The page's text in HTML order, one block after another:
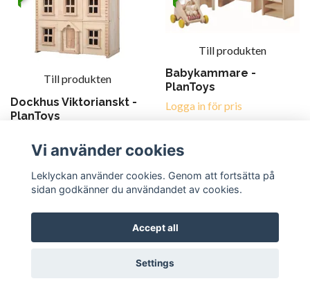
Till produkten
Dockhus Viktorianskt -
PlanToys
Till produkten
Babykammare -
PlanToys
Logga in för pris
MILJÖMÄRKT REA!
Grönsaksset i påse -
Vi använder cookies
Leklyckan använder cookies. Genom att fortsätta på
sidan godkänner du användandet av cookies.
Accept all
Settings